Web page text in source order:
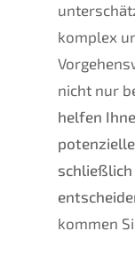
komplex
nicht nur
helfen
schließlich
kommen